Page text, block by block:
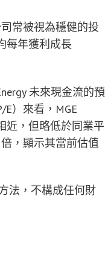
常被視為穩健的投
每年獲利成長
未來現金流的預
）來看，MGE
近，但略低於同業平
，顯示其當前估值
法，不構成任何財